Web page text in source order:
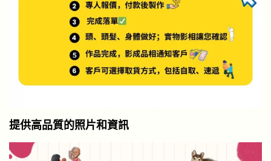
提供高品質的照片和資訊